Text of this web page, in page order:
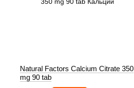
Natural Factors Calcium Citrate 350
mg 90 tab